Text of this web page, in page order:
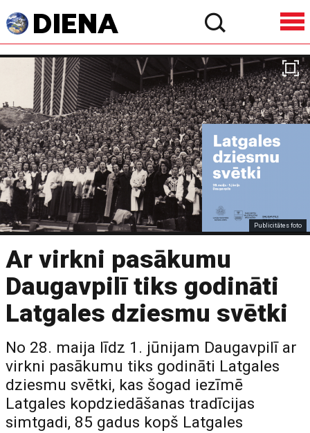
Publicitātes foto
Ar virkni pasākumu
Daugavpilī tiks godināti
Latgales dziesmu svētki
No 28. maija līdz 1. jūnijam Daugavpilī ar
virkni pasākumu tiks godināti Latgales
dziesmu svētki, kas šogad iezīmē
Latgales kopdziedāšanas tradīcijas
simtgadi, 85 gadus kopš Latgales